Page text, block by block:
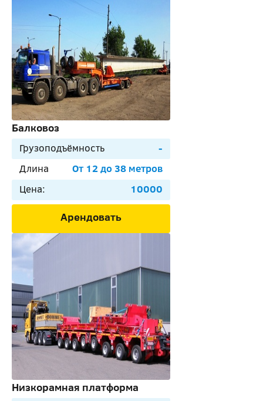
Балковоз
Грузоподъёмность
-
Длина
От 12 до 38 метров
Цена:
10000
Арендовать
Низкорамная платформа